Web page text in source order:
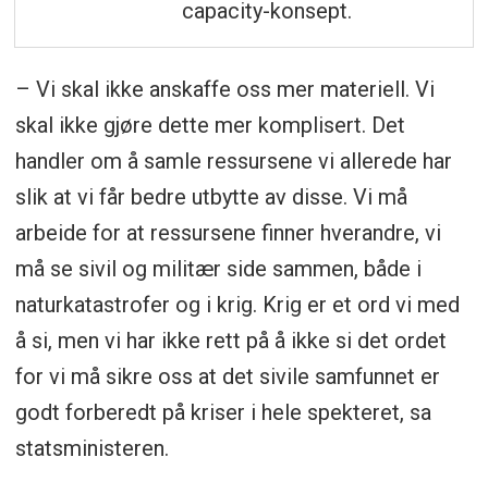
capacity-konsept.
– Vi skal ikke anskaffe oss mer materiell. Vi
skal ikke gjøre dette mer komplisert. Det
handler om å samle ressursene vi allerede har
slik at vi får bedre utbytte av disse. Vi må
arbeide for at ressursene finner hverandre, vi
må se sivil og militær side sammen, både i
naturkatastrofer og i krig. Krig er et ord vi med
å si, men vi har ikke rett på å ikke si det ordet
for vi må sikre oss at det sivile samfunnet er
godt forberedt på kriser i hele spekteret, sa
statsministeren.